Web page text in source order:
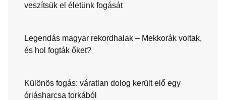
veszítsük el életünk fogását
Legendás magyar rekordhalak – Mekkorák voltak,
és hol fogták őket?
Különös fogás: váratlan dolog került elő egy
óriásharcsa torkából